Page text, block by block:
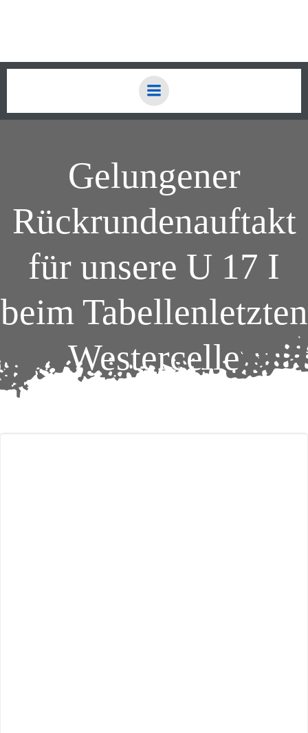
Gelungener
Rückrundenauftakt
für unsere U 17 I
beim Tabellenletzten
Westercelle